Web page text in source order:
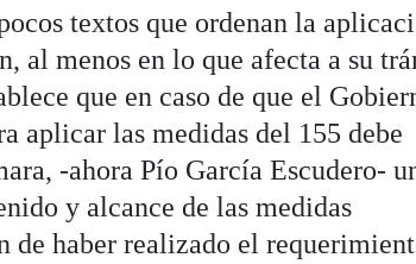
textos que ordenan la
al menos en lo que afecta a su
que en caso de que el
aplicar las medidas del 155 debe
-ahora Pío García Escudero-
y alcance de las medidas
de haber realizado el